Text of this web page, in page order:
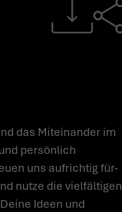
das Miteinander im
persönlich
uns aufrichtig für-
nutze die vielfältigen
Ideen und